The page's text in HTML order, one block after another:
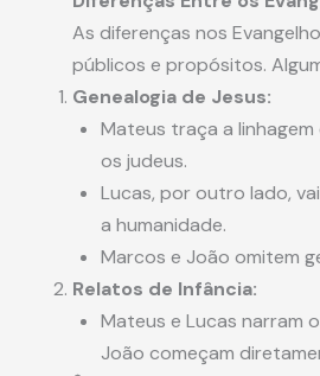
As diferenças nos
públicos e propósitos.
Genealogia de Jesus:
Mateus traça a
os judeus.
Lucas, por outro lado,
a humanidade.
Marcos e João omitem
Relatos de Infância:
Mateus e Lucas narram
João começam